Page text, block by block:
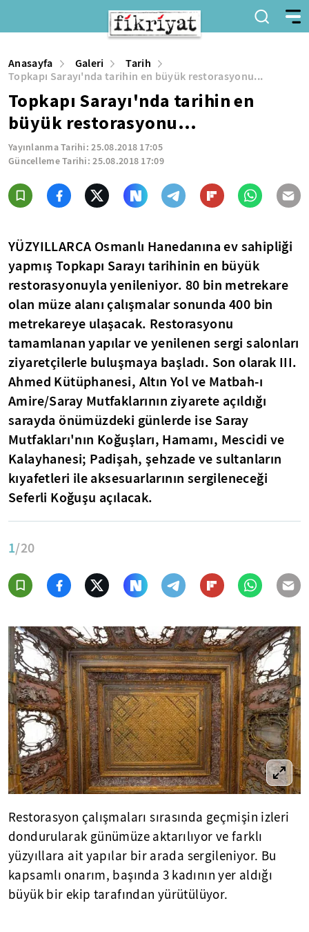
Anasayfa Galeri
Tarih
Topkapı Sarayı'nda tarihin en büyük restorasyonu...
Topkapı Sarayı'nda tarihin en
büyük restorasyonu...
Yayınlanma Tarihi:25.08.2018 17:05
Güncelleme Tarihi:25.08.2018 17:09
YÜZYILLARCA Osmanlı Hanedanına ev sahipliği
yapmış Topkapı Sarayı tarihinin en büyük
restorasyonuyla yenileniyor. 80 bin metrekare
olan müze alanı çalışmalar sonunda 400 bin
metrekareye ulaşacak. Restorasyonu
tamamlanan yapılar ve yenilenen sergi salonları
ziyaretçilerle buluşmaya başladı. Son olarak III.
Ahmed Kütüphanesi, Altın Yol ve Matbah-ı
Amire/Saray Mutfaklarının ziyarete açıldığı
sarayda önümüzdeki günlerde ise Saray
Mutfakları'nın Koğuşları, Hamamı, Mescidi ve
Kalayhanesi; Padişah, şehzade ve sultanların
kıyafetleri ile aksesuarlarının sergileneceği
Seferli Koğuşu açılacak.
1/20
Restorasyon çalışmaları sırasında geçmişin izleri
dondurularak günümüze aktarılıyor ve farklı
yüzyıllara ait yapılar bir arada sergileniyor. Bu
kapsamlı onarım, başında 3 kadının yer aldığı
büyük bir ekip tarafından yürütülüyor.